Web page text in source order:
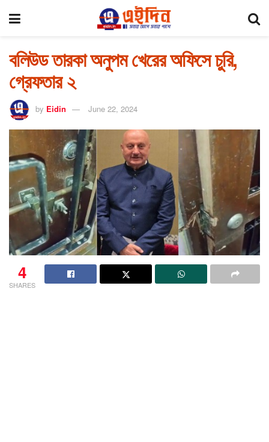
বলিউড তারকা অনুপম খেরের অফিসে চুরি,
গ্রেফতার ২
by Eidin June 22, 2024
4
SHARES